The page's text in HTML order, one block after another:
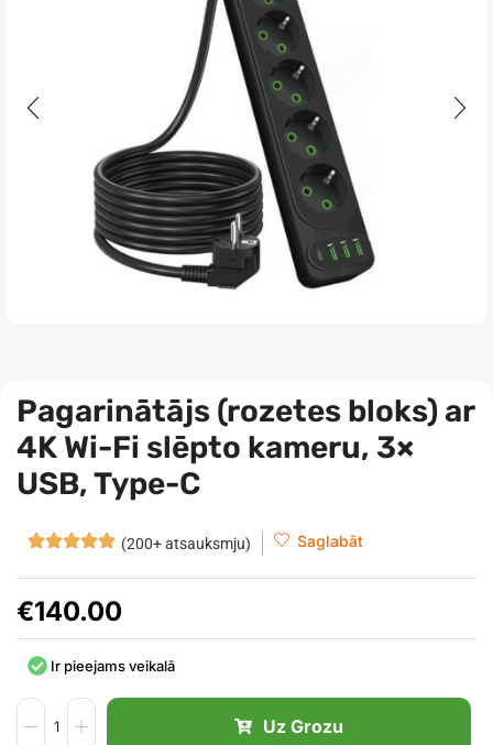
Pagarinātājs (rozetes bloks) ar
4K Wi-Fi slēpto kameru, 3×
USB, Type-C
(200+ atsauksmju) Saglabāt
€140.00
Ir pieejams veikalā
Uz Grozu